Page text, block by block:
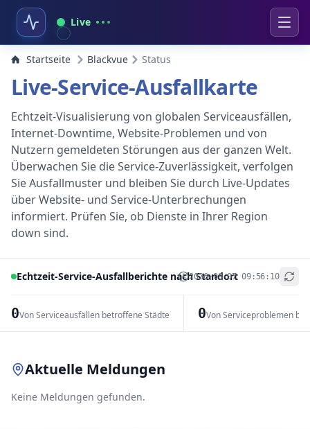
Live
Startseite Blackvue Status
Live-Service-Ausfallkarte
Echtzeit-Visualisierung von globalen Serviceausfällen,
Internet-Downtime, Website-Problemen und von
Nutzern gemeldeten Störungen aus der ganzen Welt.
Überwachen Sie die Service-Zuverlässigkeit, verfolgen
Sie Ausfallmuster und bleiben Sie durch Live-Updates
über Website- und Service-Unterbrechungen
informiert. Prüfen Sie, ob Dienste in Ihrer Region
down sind.
Echtzeit-Service-Ausfallberichte nach Standort
2026-08-07 09:56:10
0Von Serviceausfällen betroffene Städte 0Von Serviceproblemen
+
Aktuelle Meldungen
Keine Meldungen gefunden.